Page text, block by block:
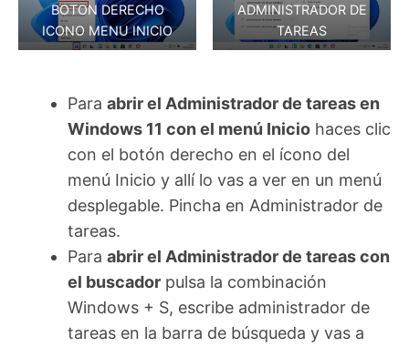
BOTON DERECHO
ICONO MENU INICIO
ADMINISTRADOR DE
TAREAS
Para abrir el Administrador de tareas en
Windows 11 con el menú Inicio haces clic
con el botón derecho en el ícono del
menú Inicio y allí lo vas a ver en un menú
desplegable. Pincha en Administrador de
tareas.
Para abrir el Administrador de tareas con
el buscador pulsa la combinación
Windows + S, escribe administrador de
tareas en la barra de búsqueda y vas a